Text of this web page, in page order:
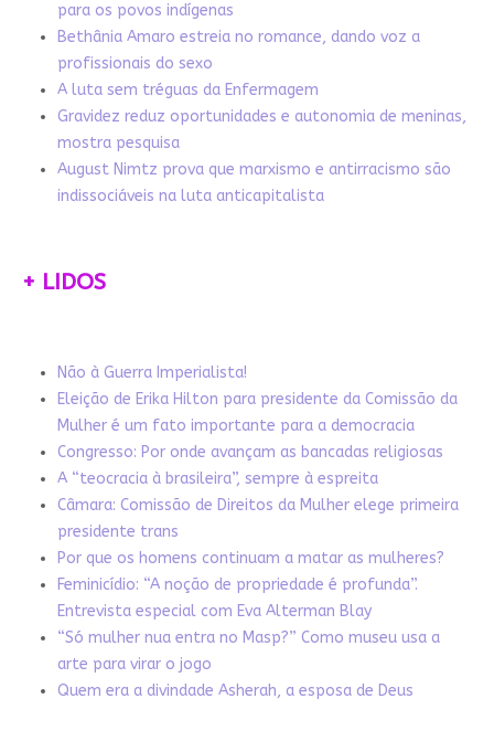
para os povos indígenas
Bethânia Amaro estreia no romance, dando voz a
profissionais do sexo
A luta sem tréguas da Enfermagem
Gravidez reduz oportunidades e autonomia de meninas,
mostra pesquisa
August Nimtz prova que marxismo e antirracismo são
indissociáveis na luta anticapitalista
+ LIDOS
Não à Guerra Imperialista!
Eleição de Erika Hilton para presidente da Comissão da
Mulher é um fato importante para a democracia
Congresso: Por onde avançam as bancadas religiosas
A “teocracia à brasileira”, sempre à espreita
Câmara: Comissão de Direitos da Mulher elege primeira
presidente trans
Por que os homens continuam a matar as mulheres?
Feminicídio: “A noção de propriedade é profunda”.
Entrevista especial com Eva Alterman Blay
“Só mulher nua entra no Masp?” Como museu usa a
arte para virar o jogo
Quem era a divindade Asherah, a esposa de Deus